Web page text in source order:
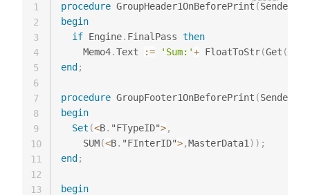
procedure GroupHeader1OnBeforePrint (Sender
begin
if Engine. FinalPass then
    Memo4
.Text := 'Sum:'+ FloatToStr(Get (
end ;
procedure GroupFooter1OnBeforePrint (Sender
begin
Set (<B. "FTypeID">,
    SUM
(<B. "FInterID">,MasterData1) ) ;
end ;
begin
1
2
3
4
5
6
7
8
9
10
11
12
13